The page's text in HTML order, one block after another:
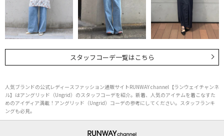
スタッフコーデ一覧はこちら
人気ブランドの公式レディースファッション通販サイトRUNWAY channel【ランウェイチャンネ
ル】はアングリッド（Ungrid）のスタッフコーデを紹介。新着、人気のアイテムを着こなすた
めのアイディア満載！アングリッド（Ungrid）コーデの参考にしてください。スタッフランキ
ングも必見。